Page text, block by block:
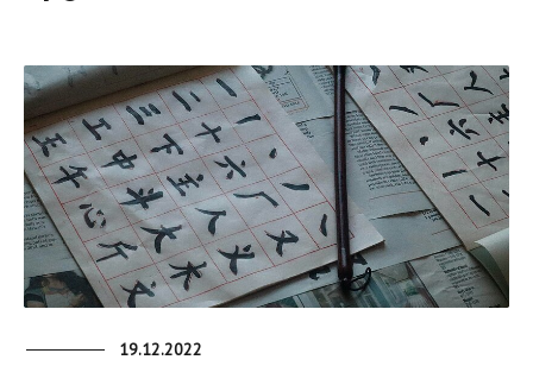
19.12.2022